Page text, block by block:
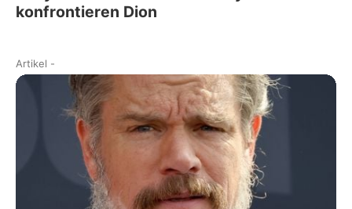
konfrontieren Dion
Artikel -